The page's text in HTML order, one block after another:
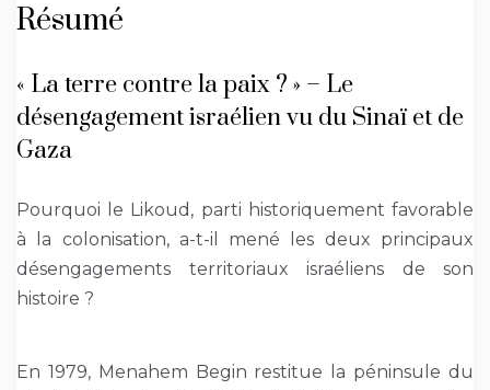
Résumé
« La terre contre la paix ? » – Le
désengagement israélien vu du Sinaï et de
Gaza
Pourquoi le Likoud, parti historiquement favorable
à la colonisation, a-t-il mené les deux principaux
désengagements territoriaux israéliens de son
histoire ?
En 1979, Menahem Begin restitue la péninsule du